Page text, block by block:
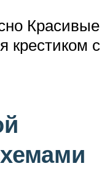
Красивые
крестиком с